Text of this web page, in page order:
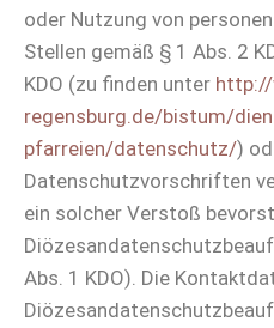
oder Nutzung von
Stellen gemäß § 1 Abs. 2
KDO (zu finden unter
regensburg.de/bistum/
pfarreien/datenschutz/)
Datenschutzvorschriften
ein solcher Verstoß
Abs. 1 KDO). Die